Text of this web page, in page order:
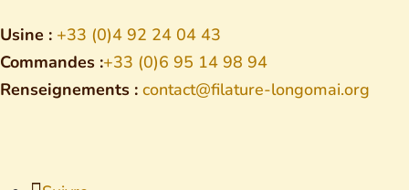
Usine : +33 (0)4 92 24 04 43
Commandes :+33 (0)6 95 14 98 94
Renseignements : contact@filature-longomai.org